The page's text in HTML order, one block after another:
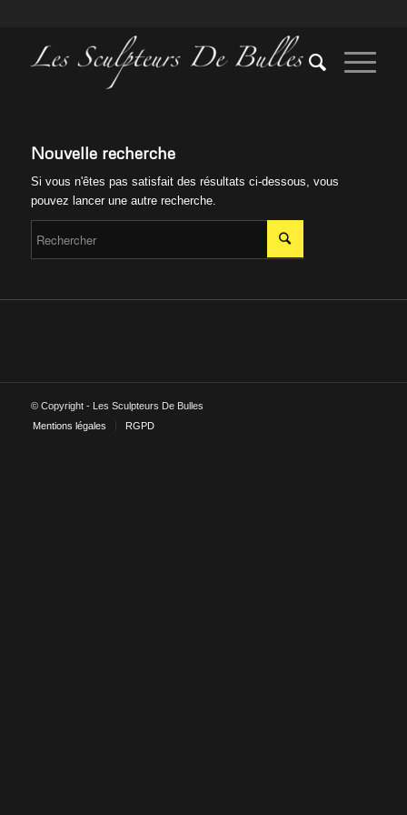
Nouvelle recherche
Si vous n'êtes pas satisfait des résultats ci-dessous, vous
pouvez lancer une autre recherche.
© Copyright - Les Sculpteurs De Bulles
Mentions légales
RGPD